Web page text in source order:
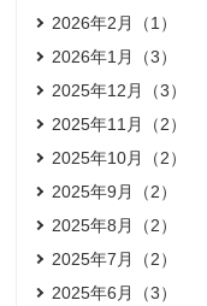
2026年2月（1）
2026年1月（3）
2025年12月（3）
2025年11月（2）
2025年10月（2）
2025年9月（2）
2025年8月（2）
2025年7月（2）
2025年6月（3）